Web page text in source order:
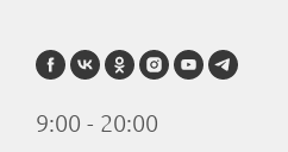
9:00 - 20:00